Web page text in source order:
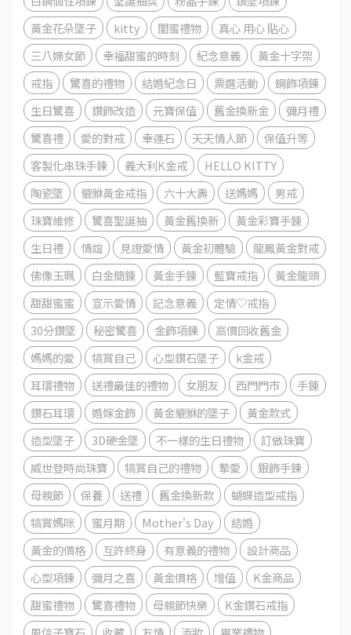
黃金花朵墜子
kitty 閨蜜禮物
真心 用心 貼心
三八婦女節
幸福甜蜜的時刻 紀念意義
黃金十字架
戒指
驚喜的禮物 結婚紀念日 票選活動
鋼飾項鍊
生日驚喜
鑽飾改造 元寶保值 舊金換新金
彌月禮
驚喜禮
愛的對戒 幸運石 天天情人節
保值升等
客製化串珠手鍊
義大利K金戒
HELLO KITTY
陶瓷墜
貔貅黃金戒指 六十大壽 送媽媽
男戒
珠寶維修
驚喜聖誕抽 黃金舊換新
黃金彩寶手錬
生日禮
情誼 見證愛情 黃金初體驗
龍鳳黃金對戒
佛像玉珮
白金簡錬 黃金手錬 藍寶戒指
黃金龍頭
甜甜蜜蜜
宣示愛情 記念意義
定情♡戒指
30分鑽墜
秘密驚喜 金飾項鍊
高價回收舊金
媽媽的愛
犒賞自己 心型鑽石墜子
k金戒
耳環禮物
送禮最佳的禮物 女朋友 西門門市
手錬
鑽石耳環
婚嫁金飾 黃金貔貅的墜子
黃金款式
造型墜子
3D硬金墜 不一樣的生日禮物
訂做珠寶
威世登時尚珠寶
犒賞自己的禮物 摯愛
銀飾手鍊
母親節
保養 送禮 舊金換新款
蝴蝶造型戒指
犒賞媽咪
蜜月期 Mother's Day
結婚
黃金的價格
互許終身 有意義的禮物
設計商品
心型項鍊
彌月之喜 黃金價格 增值
K金商品
甜蜜禮物
驚喜禮物 母親節快樂
K金鑽石戒指